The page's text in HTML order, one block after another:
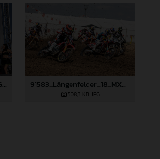
91581_Längenfelder_18_MXGP_Turkey_2024_22A3312 91583_Längenfelder_18_MXGP_Turkey_2024_22A8033
508,3 KB .JPG